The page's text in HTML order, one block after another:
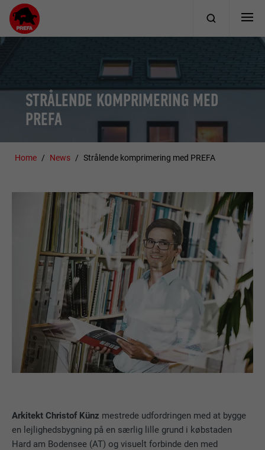
STRÅLENDE KOMPRIMERING MED
PREFA
Home News Strålende komprimering med PREFA
Arkitekt Christof Künz mestrede udfordringen med at bygge
en lejlighedsbygning på en særlig lille grund i købstaden
Hard am Bodensee (AT) og visuelt forbinde den med